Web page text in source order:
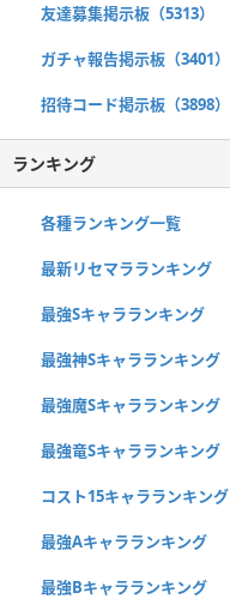
友達募集掲示板（5313）
ガチャ報告掲示板（3401）
招待コード掲示板（3898）
ランキング
各種ランキング一覧
最新リセマラランキング
最強Sキャラランキング
最強神Sキャラランキング
最強魔Sキャラランキング
最強竜Sキャラランキング
コスト15キャラランキング
最強Aキャラランキング
最強Bキャラランキング